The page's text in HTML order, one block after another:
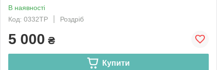
В наявності
Код: 0332ТР
Роздріб
5 000 ₴
Купити